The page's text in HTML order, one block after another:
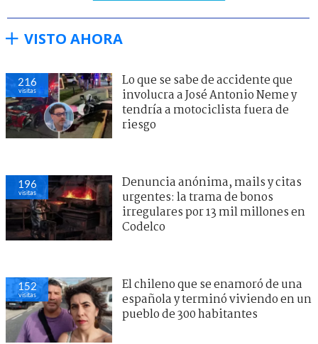
VISTO AHORA
216
visitas
Lo que se sabe de accidente que
involucra a José Antonio Neme y
tendría a motociclista fuera de
riesgo
196
visitas
Denuncia anónima, mails y citas
urgentes: la trama de bonos
irregulares por 13 mil millones en
Codelco
152
visitas
El chileno que se enamoró de una
española y terminó viviendo en un
pueblo de 300 habitantes